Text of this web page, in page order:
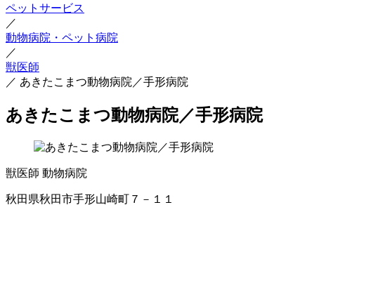
ペットサービス
／
動物病院・ペット病院
／
獣医師
／ あきたこまつ動物病院／手形病院
あきたこまつ動物病院／手形病院
獣医師 動物病院
秋田県秋田市手形山崎町７－１１